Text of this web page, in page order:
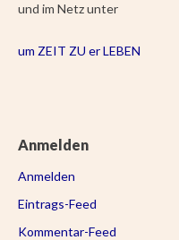
und im Netz unter
um ZEIT ZU er LEBEN
Anmelden
Anmelden
Eintrags-Feed
Kommentar-Feed